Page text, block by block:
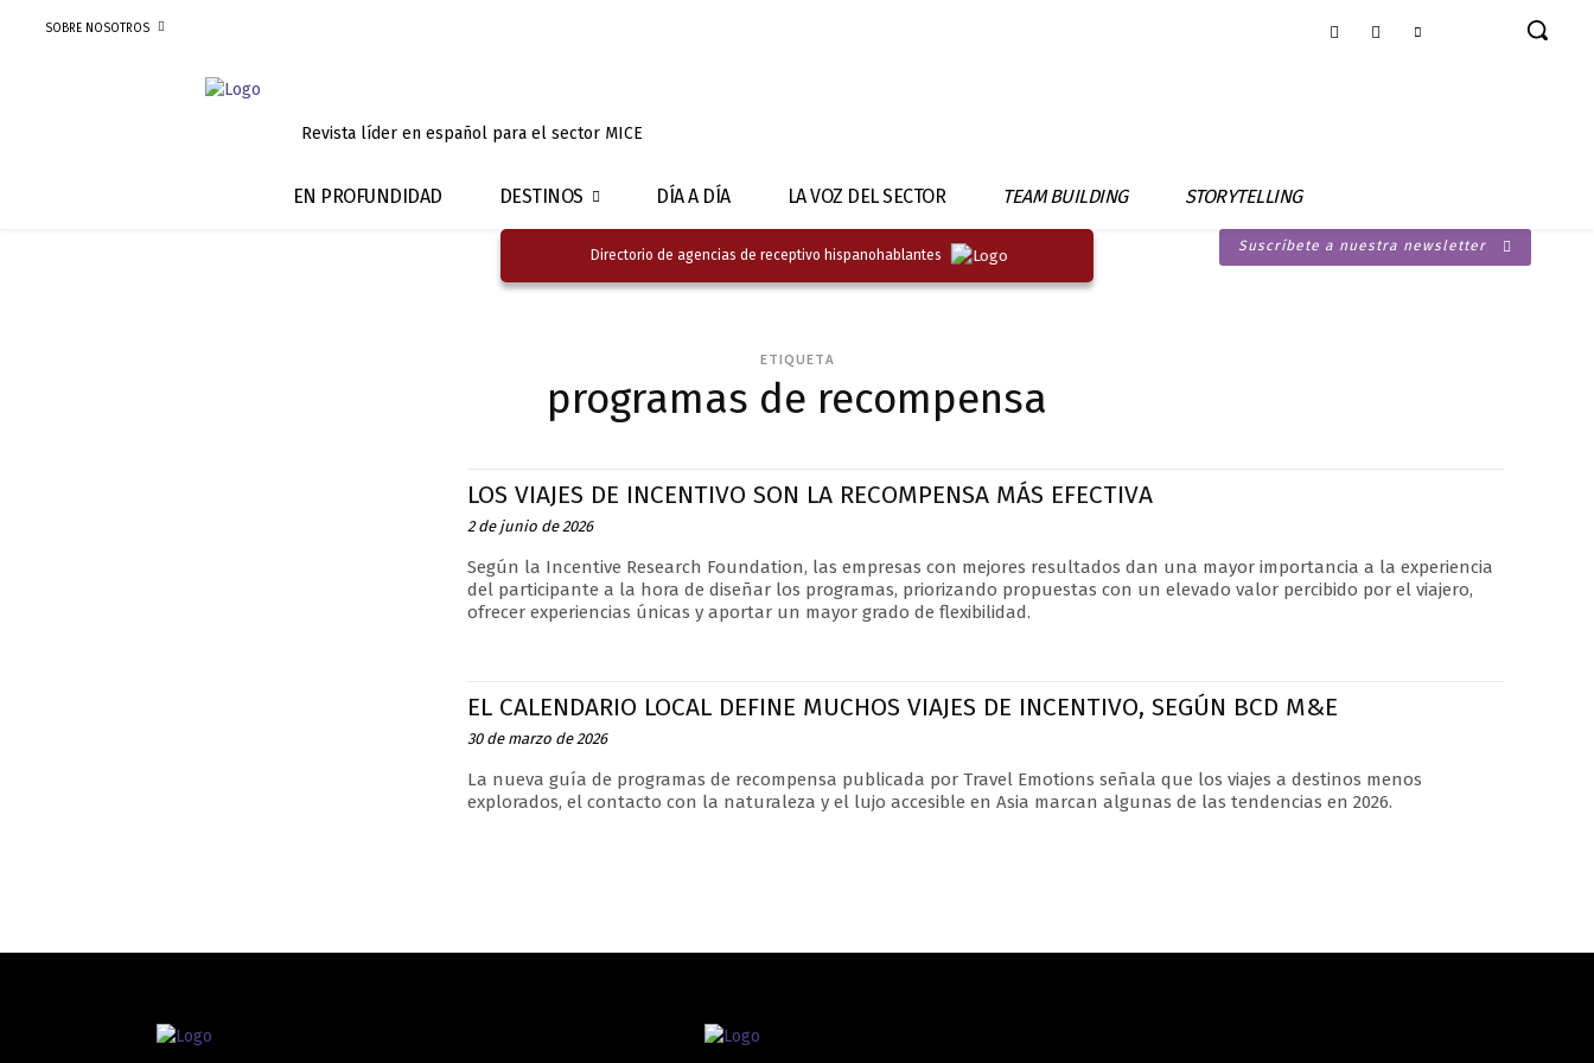
SOBRE NOSOTROS
Revista líder en español para el sector MICE
EN PROFUNDIDAD DESTINOS DÍA A DÍA LA VOZ DEL SECTOR TEAM BUILDING STORYTELLING
Directorio de agencias de receptivo hispanohablantes
Suscríbete a nuestra newsletter
ETIQUETA
programas de recompensa
LOS VIAJES DE INCENTIVO SON LA RECOMPENSA MÁS EFECTIVA
2 de junio de 2026
Según la Incentive Research Foundation, las empresas con mejores resultados dan una mayor importancia a la experiencia
del participante a la hora de diseñar los programas, priorizando propuestas con un elevado valor percibido por el viajero,
ofrecer experiencias únicas y aportar un mayor grado de flexibilidad.
EL CALENDARIO LOCAL DEFINE MUCHOS VIAJES DE INCENTIVO, SEGÚN BCD M&E
30 de marzo de 2026
La nueva guía de programas de recompensa publicada por Travel Emotions señala que los viajes a destinos menos
explorados, el contacto con la naturaleza y el lujo accesible en Asia marcan algunas de las tendencias en 2026.